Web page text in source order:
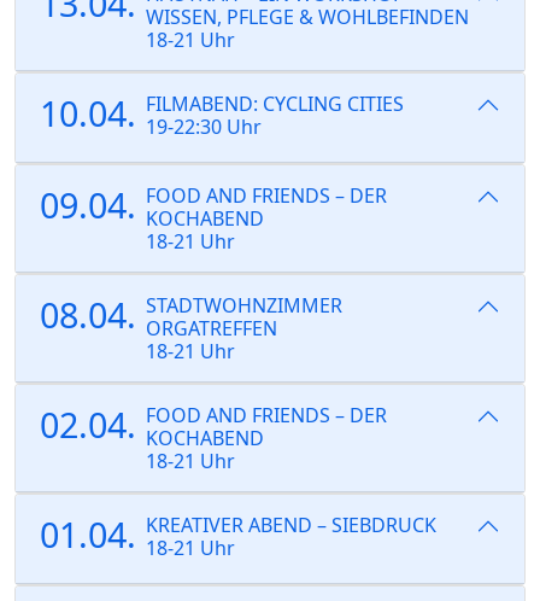
WISSEN, PFLEGE & WOHLBEFINDEN
18-21 Uhr
10.04. FILMABEND: CYCLING CITIES
19-22:30 Uhr
09.04. FOOD AND FRIENDS – DER
KOCHABEND
18-21 Uhr
08.04. STADTWOHNZIMMER
ORGATREFFEN
18-21 Uhr
02.04. FOOD AND FRIENDS – DER
KOCHABEND
18-21 Uhr
01.04. KREATIVER ABEND – SIEBDRUCK
18-21 Uhr